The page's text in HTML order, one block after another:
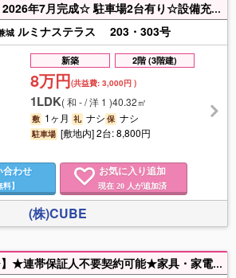
内覧可能！【新築☆】2026年7月完成☆ 駐車場2台有り☆設備充実☆インターネット利用料無料♪ 大型靴箱・独立洗面台、閑静な住宅街です お気軽にお問い合わせ下さい。
城 ルミナステラス 203・303号
新築 2階 (3階建)
8万円(共益費:3,000円 )
1LDK(和 - / 洋 1 )40.32㎡
敷 1ヶ月 礼 ナシ保 ナシ
駐車場 [敷地内] 2台: 8,800円
合わせ
料】
お気に入り追加
現在 20人が追加済
(株)CUBE
【家具家電付き物件✨】★連帯保証人不要契約可能★家具・家電付きではじめての1人暮らしにいかがでしょうか？浴室乾燥機・宅配ボックス・TVホンなど設備充実♪お問合せお待ちしております(*^^*)♪